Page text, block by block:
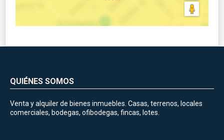
QUIÉNES SOMOS
Venta y alquiler de bienes inmuebles. Casas, terrenos, locales
comerciales, bodegas, ofibodegas, fincas, lotes.